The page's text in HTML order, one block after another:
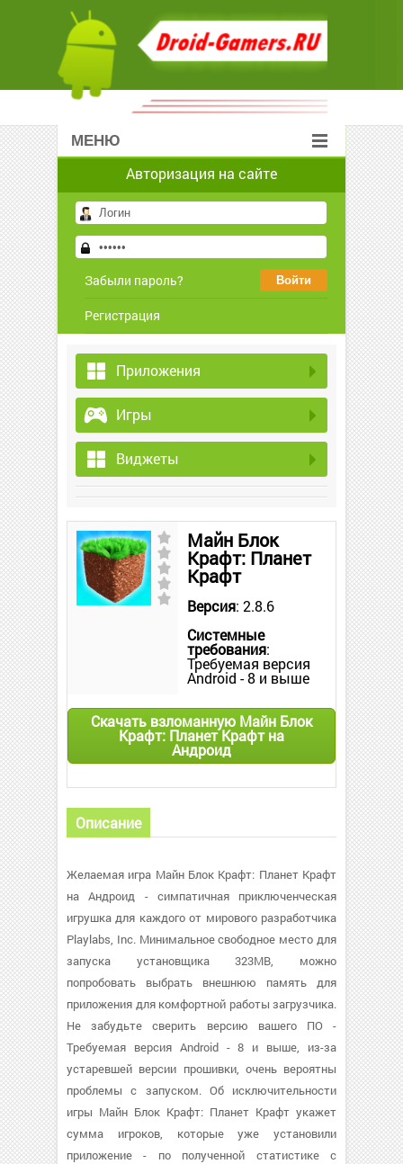
МЕНЮ
Авторизация на сайте
Забыли пароль?
Регистрация
Приложения
Игры
Виджеты
Майн Блок
Крафт: Планет
Крафт
Версия: 2.8.6
Системные
требования:
Требуемая версия
Android - 8 и выше
Скачать взломанную Майн Блок
Крафт: Планет Крафт на
Андроид
Описание
Желаемая игра Майн Блок Крафт: Планет Крафт
на Андроид - симпатичная приключенческая
игрушка для каждого от мирового разработчика
Playlabs, Inc. Минимальное свободное место для
запуска установщика 323MB, можно
попробовать выбрать внешнюю память для
приложения для комфортной работы загрузчика.
Не забудьте сверить версию вашего ПО -
Требуемая версия Android - 8 и выше, из-за
устаревшей версии прошивки, очень вероятны
проблемы с запуском. Об исключительности
игры Майн Блок Крафт: Планет Крафт укажет
сумма игроков, которые уже установили
приложение - по полученной статистике с